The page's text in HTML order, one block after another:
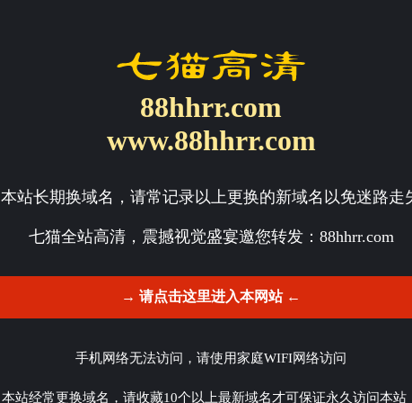
88hhrr.com
www.88hhrr.com
本站长期换域名，请常记录以上更换的新域名以免迷路走
七猫全站高清，震撼视觉盛宴邀您转发： 88hhrr.com
→ 请点击这里进入本网站 ←
手机网络无法访问，请使用家庭WIFI网络访问
本站经常更换域名，请收藏10个以上最新域名才可保证永久访问本站